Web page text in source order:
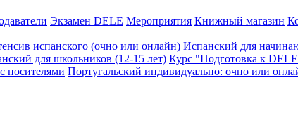
Экзамен DELE Мероприятия Книжный магазин
испанского (очно или онлайн) Испанский для
для школьников (12-15 лет) Курс "Подготовка к
носителями Португальский индивидуально: очно или